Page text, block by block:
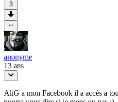
3
anonyme
13 ans
AliG a mon Facebook il a accès a